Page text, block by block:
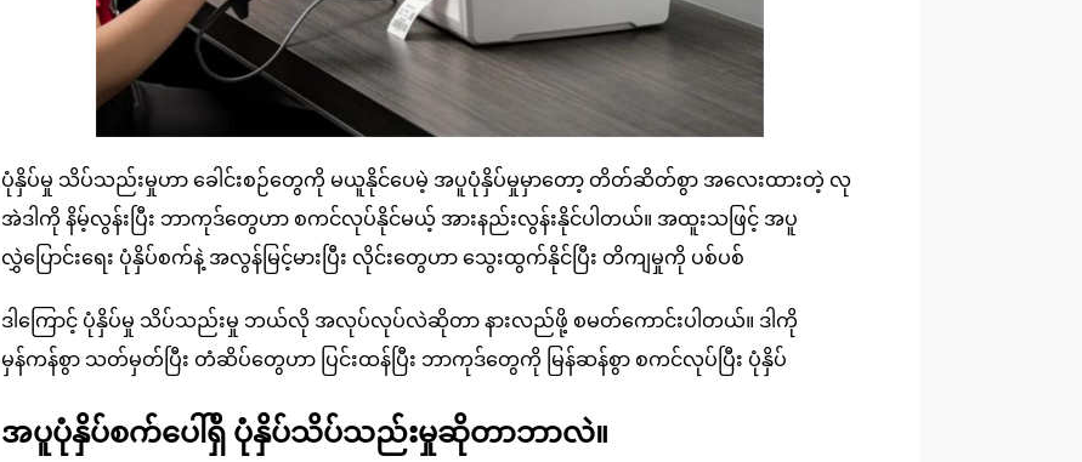
ပုံနှိပ်မှု သိပ်သည်းမှုဟာ ခေါင်းစဉ်တွေကို မယူနိုင်ပေမဲ့ အပူပုံနှိပ်မှုမှာတော့ တိတ်ဆိတ်စွာ အလေးထားတဲ့ လု
အဲဒါကို နိမ့်လွန်းပြီး ဘာကုဒ်တွေဟာ စကင်လုပ်နိုင်မယ့် အားနည်းလွန်းနိုင်ပါတယ်။ အထူးသဖြင့် အပူ
လွှဲပြောင်းရေး ပုံနှိပ်စက်နဲ့ အလွန်မြင့်မားပြီး လိုင်းတွေဟာ သွေးထွက်နိုင်ပြီး တိကျမှုကို ပစ်ပစ်
ဒါကြောင့် ပုံနှိပ်မှု သိပ်သည်းမှု ဘယ်လို အလုပ်လုပ်လဲဆိုတာ နားလည်ဖို့ စမတ်ကောင်းပါတယ်။ ဒါကို
မှန်ကန်စွာ သတ်မှတ်ပြီး တံဆိပ်တွေဟာ ပြင်းထန်ပြီး ဘာကုဒ်တွေကို မြန်ဆန်စွာ စကင်လုပ်ပြီး ပုံနှိပ်
အပူပုံနှိပ်စက်ပေါ်ရှိ ပုံနှိပ်သိပ်သည်းမှုဆိုတာဘာလဲ။